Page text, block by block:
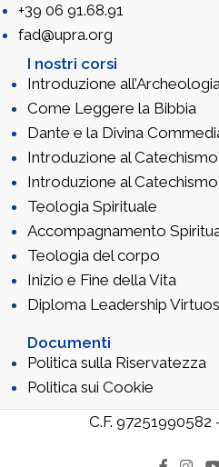
+39 06 91.68.91
fad@upra.org
I nostri corsi
Introduzione
Come Leggere la Bibbia
Dante e la Divina
Introduzione al Catechismo
Introduzione al
Teologia Spirituale
Accompagnamento
Teologia del corpo
Inizio e Fine della Vita
Diploma Leadership
Documenti
Politica sulla Riservatezza
Politica sui Cookie
C.F. 97251990582